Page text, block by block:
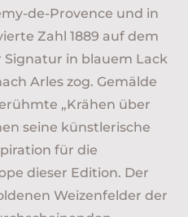
de-Provence und in
Zahl 1889 auf dem
in blauem Lack
Arles zog. Gemälde
„Krähen über
seine künstlerische
für die
dieser Edition. Der
Weizenfelder der